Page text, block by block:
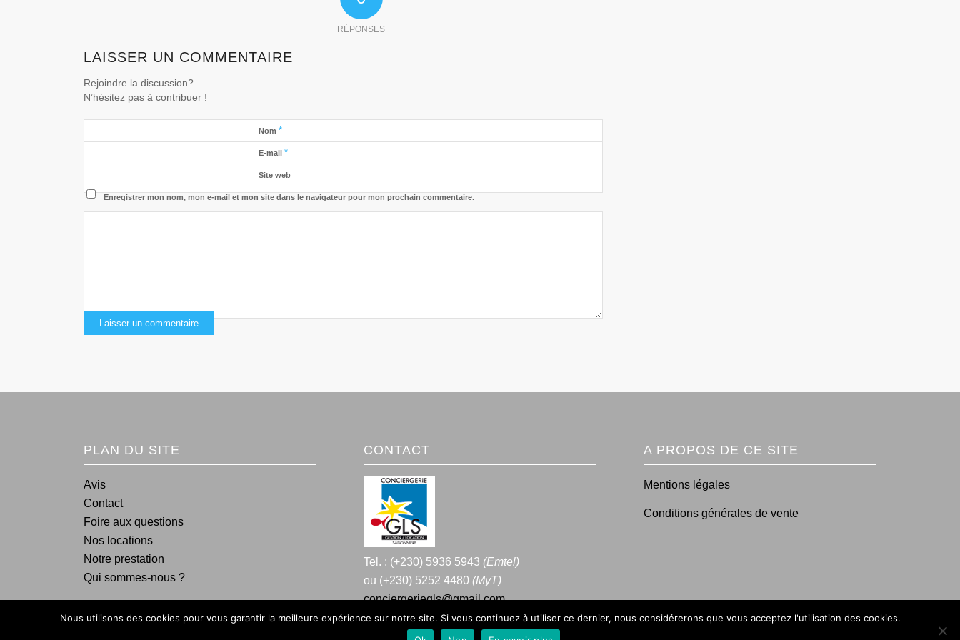
RÉPONSES
LAISSER UN COMMENTAIRE
Rejoindre la discussion?
N’hésitez pas à contribuer !
Nom*
E-mail*
Site web
Enregistrer mon nom, mon e-mail et mon site dans le navigateur pour mon prochain commentaire.
PLAN DU SITE
Avis
Contact
Foire aux questions
Nos locations
Notre prestation
Qui sommes-nous ?
CONTACT
Tel. : (+230) 5936 5943 (Emtel)
ou (+230) 5252 4480 (MyT)
conciergeriegls@gmail.com
A PROPOS DE CE SITE
Mentions légales
Conditions générales de vente
Nous utilisons des cookies pour vous garantir la meilleure expérience sur notre site. Si vous continuez à utiliser ce dernier, nous considérerons que vous acceptez l'utilisation des cookies.